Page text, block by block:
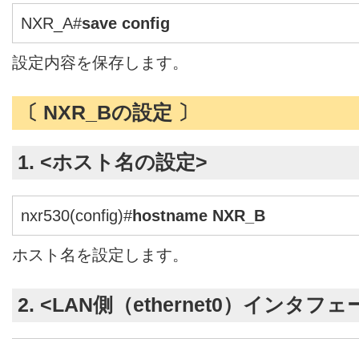
NXR_A#save config
設定内容を保存します。
〔 NXR_Bの設定 〕
1. <ホスト名の設定>
nxr530(config)#hostname NXR_B
ホスト名を設定します。
2. <LAN側（ethernet0）インタフェ